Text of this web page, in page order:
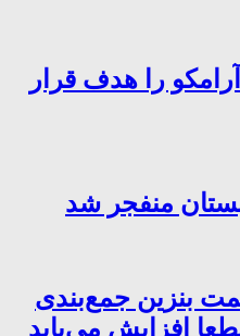
را هدف قرار
منفجر شد
بنزین جمع‌بندی
افزایش می‌یابد